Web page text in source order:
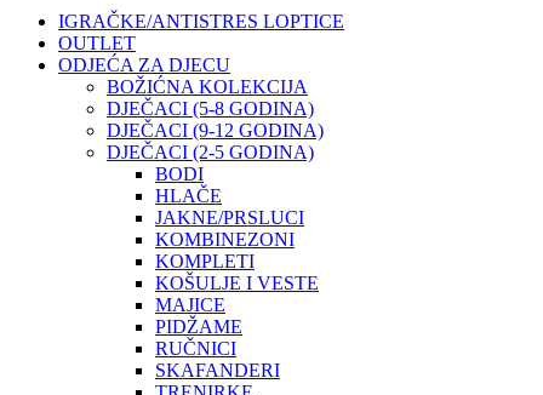
IGRAČKE/ANTISTRES LOPTICE
OUTLET
ODJEĆA ZA DJECU
BOŽIĆNA KOLEKCIJA
DJEČACI (5-8 GODINA)
DJEČACI (9-12 GODINA)
DJEČACI (2-5 GODINA)
BODI
HLAČE
JAKNE/PRSLUCI
KOMBINEZONI
KOMPLETI
KOŠULJE I VESTE
MAJICE
PIDŽAME
RUČNICI
SKAFANDERI